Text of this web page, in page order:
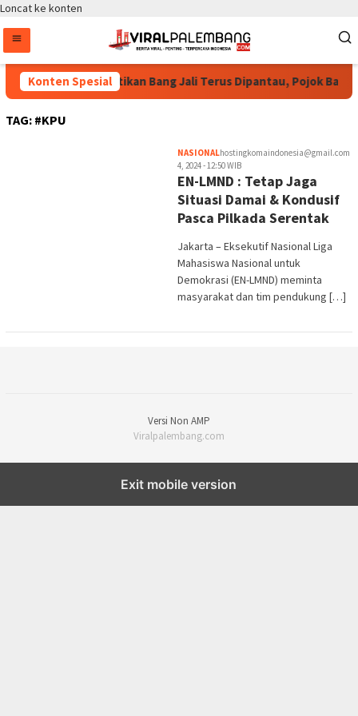
Loncat ke konten
Konten Spesial
Puspayoga Pastikan Bang Jali Terus Dipantau, Pojok Baca
TAG: #KPU
NASIONALhostingkomaindonesia@gmail.com
4, 2024 - 12:50 WIB
EN-LMND : Tetap Jaga
Situasi Damai & Kondusif
Pasca Pilkada Serentak
Jakarta – Eksekutif Nasional Liga
Mahasiswa Nasional untuk
Demokrasi (EN-LMND) meminta
masyarakat dan tim pendukung […]
Versi Non AMP
Viralpalembang.com
Exit mobile version